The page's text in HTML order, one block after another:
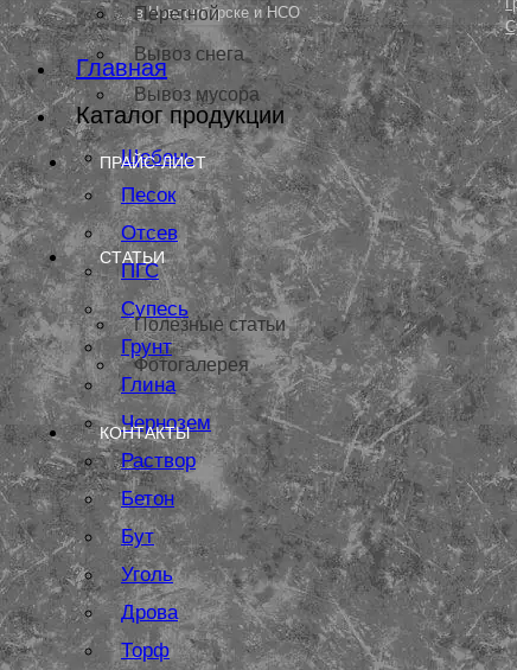
Перегной
Вывоз снега
Вывоз мусора
ПРАЙС-ЛИСТ
СТАТЬИ
Полезные статьи
Фотогалерея
КОНТАКТЫ
в Новосибирске и НСО
Главная
Каталог продукции
Щебень
Песок
Отсев
ПГС
Супесь
Грунт
Глина
Чернозем
Раствор
Бетон
Бут
Уголь
Дрова
Торф